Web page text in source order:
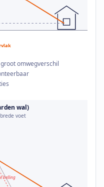
omwegverschil
helling
wal)
voet